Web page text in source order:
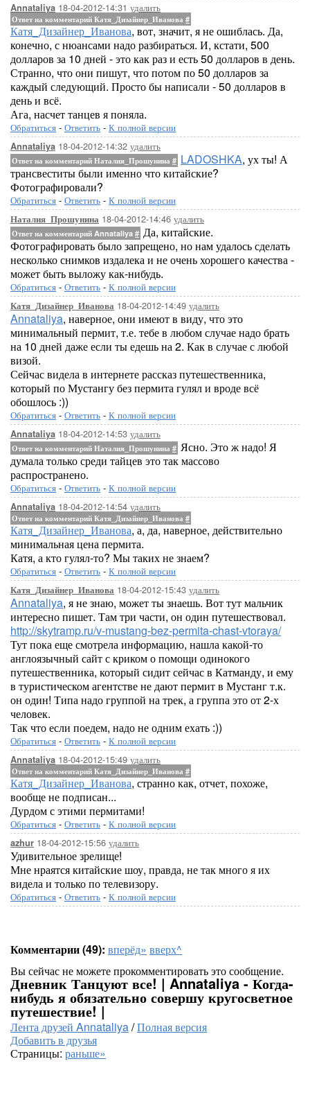
Annataliya 18-04-2012-14:31 удалить
Ответ на комментарий Катя_Дизайнер_Иванова #
Катя_Дизайнер_Иванова, вот, значит, я не ошиблась. Да,
конечно, с нюансами надо разбираться. И, кстати, 500
долларов за 10 дней - это как раз и есть 50 долларов в день.
Странно, что они пишут, что потом по 50 долларов за
каждый следующий. Просто бы написали - 50 долларов в
день и всё.
Ага, насчет танцев я поняла.
Обратиться - Ответить - К полной версии
Annataliya 18-04-2012-14:32 удалить
Ответ на комментарий Наталия_Прошунина # LADOSHKA, ух ты! А
трансвеститы были именно что китайские?
Фотографировали?
Обратиться - Ответить - К полной версии
Наталия_Прошунина 18-04-2012-14:46 удалить
Ответ на комментарий Annataliya # Да, китайские.
Фотографировать было запрещено, но нам удалось сделать
несколько снимков издалека и не очень хорошего качества -
может быть выложу как-нибудь.
Обратиться - Ответить - К полной версии
Катя_Дизайнер_Иванова 18-04-2012-14:49 удалить
Annataliya, наверное, они имеют в виду, что это
минимальный пермит, т.е. тебе в любом случае надо брать
на 10 дней даже если ты едешь на 2. Как в случае с любой
визой.
Сейчас видела в интернете рассказ путешественника,
который по Мустангу без пермита гулял и вроде всё
обошлось :))
Обратиться - Ответить - К полной версии
Annataliya 18-04-2012-14:53 удалить
Ответ на комментарий Наталия_Прошунина # Ясно. Это ж надо! Я
думала только среди тайцев это так массово
распространено.
Обратиться - Ответить - К полной версии
Annataliya 18-04-2012-14:54 удалить
Ответ на комментарий Катя_Дизайнер_Иванова #
Катя_Дизайнер_Иванова, а, да, наверное, действительно
минимальная цена пермита.
Катя, а кто гулял-то? Мы таких не знаем?
Обратиться - Ответить - К полной версии
Катя_Дизайнер_Иванова 18-04-2012-15:43 удалить
Annataliya, я не знаю, может ты знаешь. Вот тут мальчик
интересно пишет. Там три части, он один путешествовал.
http://skytramp.ru/v-mustang-bez-permita-chast-vtoraya/
Тут пока еще смотрела информацию, нашла какой-то
англоязычный сайт с криком о помощи одинокого
путешественника, который сидит сейчас в Катманду, и ему
в туристическом агентстве не дают пермит в Мустанг т.к.
он один! Типа надо группой на трек, а группа это от 2-х
человек.
Так что если поедем, надо не одним ехать :))
Обратиться - Ответить - К полной версии
Annataliya 18-04-2012-15:49 удалить
Ответ на комментарий Катя_Дизайнер_Иванова #
Катя_Дизайнер_Иванова, странно как, отчет, похоже,
вообще не подписан...
Дурдом с этими пермитами!
Обратиться - Ответить - К полной версии
azhur 18-04-2012-15:56 удалить
Удивительное зрелище!
Мне нраятся китайские шоу, правда, не так много я их
видела и только по телевизору.
Обратиться - Ответить - К полной версии
Комментарии (49): вперёд» вверх^
Вы сейчас не можете прокомментировать это сообщение.
Дневник Танцуют все! | Annataliya - Когда-
нибудь я обязательно совершу кругосветное
путешествие! |
Лента друзей Annataliya/Полная версия
Добавить в друзья
Страницы: раньше»